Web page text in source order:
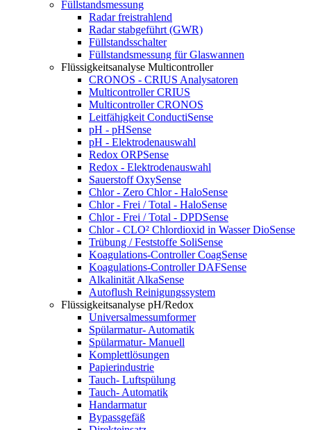
Füllstandsmessung
Radar freistrahlend
Radar stabgeführt (GWR)
Füllstandsschalter
Füllstandsmessung für Glaswannen
Flüssigkeitsanalyse Multicontroller
CRONOS - CRIUS Analysatoren
Multicontroller CRIUS
Multicontroller CRONOS
Leitfähigkeit ConductiSense
pH - pHSense
pH - Elektrodenauswahl
Redox ORPSense
Redox - Elektrodenauswahl
Sauerstoff OxySense
Chlor - Zero Chlor - HaloSense
Chlor - Frei / Total - HaloSense
Chlor - Frei / Total - DPDSense
Chlor - CLO² Chlordioxid in Wasser DioSense
Trübung / Feststoffe SoliSense
Koagulations-Controller CoagSense
Koagulations-Controller DAFSense
Alkalinität AlkaSense
Autoflush Reinigungssystem
Flüssigkeitsanalyse pH/Redox
Universalmessumformer
Spülarmatur- Automatik
Spülarmatur- Manuell
Komplettlösungen
Papierindustrie
Tauch- Luftspülung
Tauch- Automatik
Handarmatur
Bypassgefäß